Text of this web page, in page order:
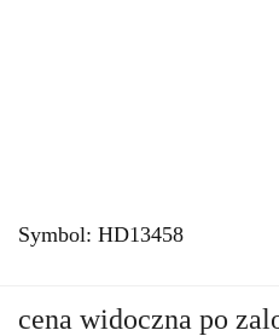
Symbol: HD13458
cena widoczna po